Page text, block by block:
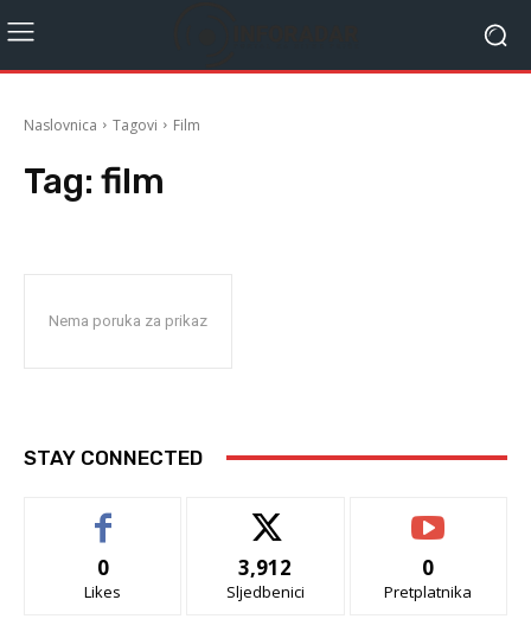
Naslovnica Tagovi Film
Tag: film
Nema poruka za prikaz
STAY CONNECTED
0
Likes
3,912
Sljedbenici
0
Pretplatnika